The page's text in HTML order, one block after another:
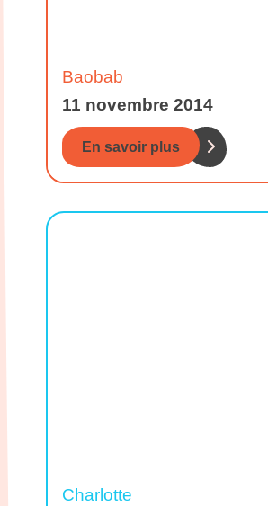
Baobab
11 novembre 2014
En savoir plus
Charlotte